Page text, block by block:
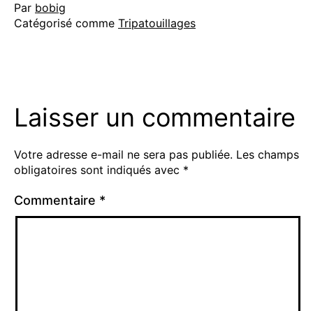
Par bobig
Catégorisé comme Tripatouillages
Laisser un commentaire
Votre adresse e-mail ne sera pas publiée. Les champs
obligatoires sont indiqués avec *
Commentaire *